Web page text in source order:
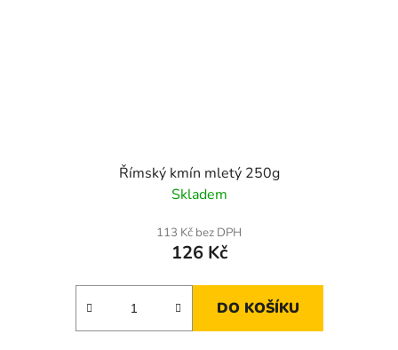
Římský kmín mletý 250g
Skladem
113 Kč bez DPH
126 Kč
DO KOŠÍKU